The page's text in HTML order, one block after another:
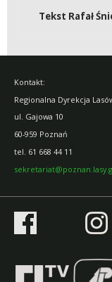
Tekst Rafał
Kontakt:
Regionalna Dyrekcja
ul. Gajowa 10
60-959 Poznań
tel. 61 668 44 11